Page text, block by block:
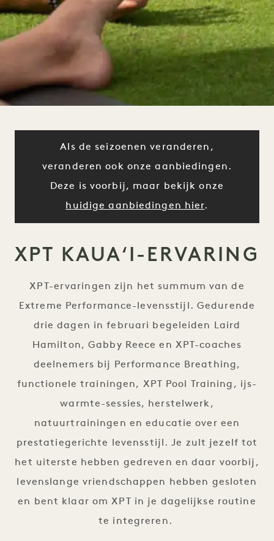
Als de seizoenen veranderen,
veranderen ook onze aanbiedingen.
Deze is voorbij, maar bekijk onze
huidige aanbiedingen hier.
XPT KAUAʻI-ERVARING
XPT-ervaringen zijn het summum van de
Extreme Performance-levensstijl. Gedurende
drie dagen in februari begeleiden Laird
Hamilton, Gabby Reece en XPT-coaches
deelnemers bij Performance Breathing,
functionele trainingen, XPT Pool Training, ijs-
warmte-sessies, herstelwerk,
natuurtrainingen en educatie over een
prestatiegerichte levensstijl. Je zult jezelf tot
het uiterste hebben gedreven en daar voorbij,
levenslange vriendschappen hebben gesloten
en bent klaar om XPT in je dagelijkse routine
te integreren.